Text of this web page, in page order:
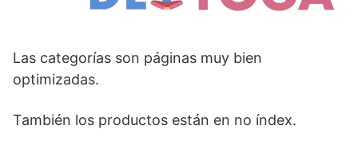
Las categorías son páginas muy bien
optimizadas.
También los productos están en no índex.